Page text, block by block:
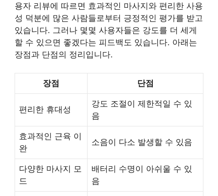
용자 리뷰에 따르면 효과적인 마사지와 편리한 사용
성 덕분에 많은 사람들로부터 긍정적인 평가를 받고
있습니다. 그러나 몇몇 사용자들은 강도를 더 세게
할 수 있으면 좋겠다는 피드백도 있습니다. 아래는
장점과 단점의 정리입니다.
장점 단점
편리한 휴대성
강도 조절이 제한적일 수 있
음
효과적인 근육 이
완
소음이 다소 발생할 수 있음
다양한 마사지 모
드
배터리 수명이 아쉬울 수 있
음